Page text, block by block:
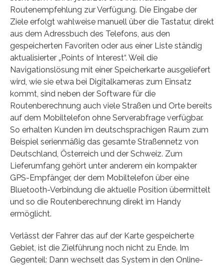
Routenempfehlung zur Verfügung. Die Eingabe der
Ziele erfolgt wahlweise manuell über die Tastatur, direkt
aus dem Adressbuch des Telefons, aus den
gespeicherten Favoriten oder aus einer Liste ständig
aktualisierter „Points of Interest“. Weil die
Navigationslösung mit einer Speicherkarte ausgeliefert
wird, wie sie etwa bei Digitalkameras zum Einsatz
kommt, sind neben der Software für die
Routenberechnung auch viele Straßen und Orte bereits
auf dem Mobiltelefon ohne Serverabfrage verfügbar.
So erhalten Kunden im deutschsprachigen Raum zum
Beispiel serienmäßig das gesamte Straßennetz von
Deutschland, Österreich und der Schweiz. Zum
Lieferumfang gehört unter anderem ein kompakter
GPS-Empfänger, der dem Mobiltelefon über eine
Bluetooth-Verbindung die aktuelle Position übermittelt
und so die Routenberechnung direkt im Handy
ermöglicht.
Verlässt der Fahrer das auf der Karte gespeicherte
Gebiet, ist die Zielführung noch nicht zu Ende. Im
Gegenteil: Dann wechselt das System in den Online-